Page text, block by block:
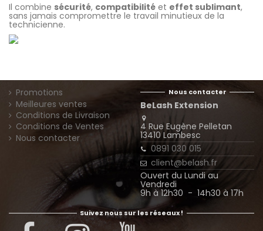
Il combine sécurité, compatibilité et effet sublimant,
sans jamais compromettre le travail minutieux de la
technicienne.
Promotions
Meilleures ventes
Conditions de Livraison
Conditions de Ventes
Nous contacter
Nous contacter
BeLash Extension
4 Rue Eugène Pelletan
13410 Lambesc
0891 030 015
client@belash.fr
Ouvert du Lundi au
Vendredi
9h à 12h30 - 14h30 à 17h
Suivez nous sur les réseaux !